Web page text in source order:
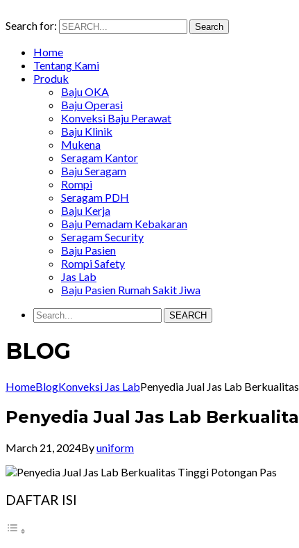
Search for: Search
Home
Tentang Kami
Produk
Baju OKA
Baju Operasi
Konveksi Baju Perawat
Baju Klinik
Mukena
Seragam Kantor
Baju Seragam
Rompi
Seragam PDH
Baju Kerja
Baju Pemadam Kebakaran
Seragam Security
Baju Pasien
Rompi Safety
Jas Lab
Baju Pasien Rumah Sakit Jiwa
SEARCH
BLOG
HomeBlogKonveksi Jas LabPenyedia Jual Jas Lab
Penyedia Jual Jas Lab
March 21, 2024Byuniform
DAFTAR ISI